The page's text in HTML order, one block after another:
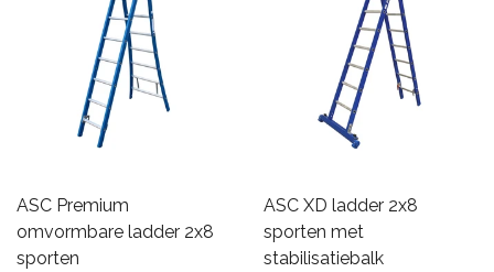
ASC Premium
omvormbare ladder 2x8
sporten
ASC XD ladder 2x8
sporten met
stabilisatiebalk